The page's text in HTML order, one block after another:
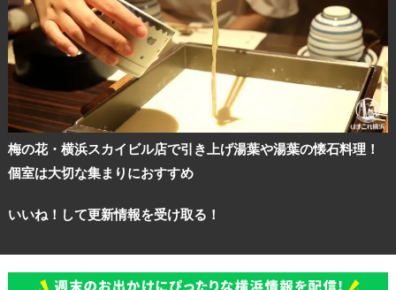
梅の花・横浜スカイビル店で引き上げ湯葉や湯葉の懐石料理！
個室は大切な集まりにおすすめ
いいね！して更新情報を受け取る！
サイトについて